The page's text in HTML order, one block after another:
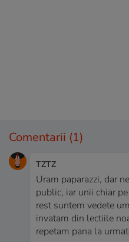
Comentarii (1)
TZTZ
Uram paparazzi, dar
public, iar unii chiar
rest suntem vedete
invatam din lectiile
repetam pana la